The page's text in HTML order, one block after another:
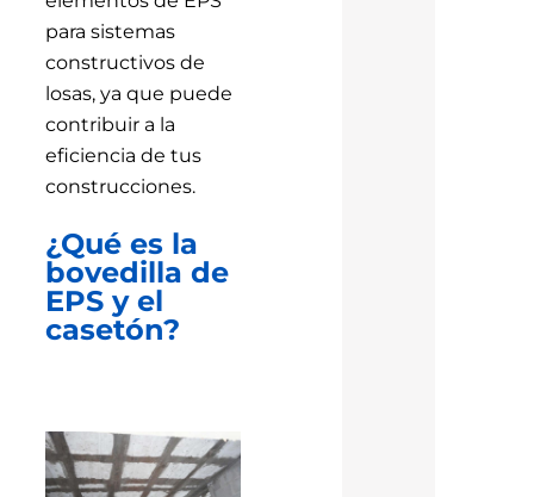
para sistemas
constructivos de
losas, ya que puede
contribuir a la
eficiencia de tus
construcciones.
¿Qué es la
bovedilla de
EPS y el
casetón?